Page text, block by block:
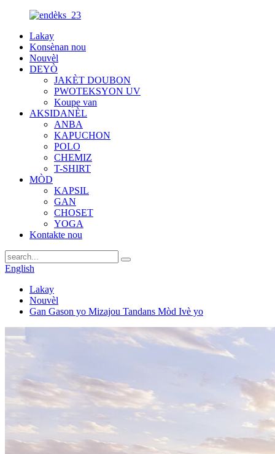
Lakay
Konsènan nou
Nouvèl
DEYÒ
JAKÈT DOUBON
PWOTEKSYON UV
Koupe van
AKSIDANÈL
ANBA
KAPUCHON
POLO
CHEMIZ
T-SHIRT
MÒD
KAPSIL
GAN
CHOSET
YOGA
Kontakte nou
English
Lakay
Nouvèl
Gan Gason yo Mizajou Tandans Mòd Ivè yo